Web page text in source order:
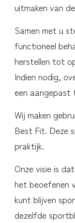
uitmaken van
Samen met u
functioneel
herstellen tot
Indien nodig,
een aangepast
Wij maken
Best Fit. Deze
praktijk.
Onze visie is
het beoefenen
kunt blijven
dezelfde